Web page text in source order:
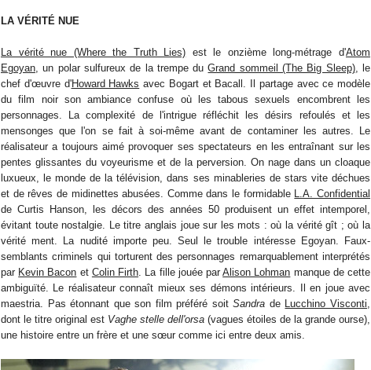
LA VÉRITÉ NUE
La vérité nue (Where the Truth Lies) est le onzième long-métrage d'Atom
Egoyan , un polar sulfureux de la trempe duGrand sommeil (The Big Sleep), le
chef d'œuvre d'Howard Hawks avec Bogart et Bacall. Il partage avec ce modèle
du film noir son ambiance confuse où les tabous sexuels encombrent les
personnages. La complexité de l'intrigue réfléchit les désirs refoulés et les
mensonges que l'on se fait à soi-même avant de contaminer les autres. Le
réalisateur a toujours aimé provoquer ses spectateurs en les entraînant sur les
pentes glissantes du voyeurisme et de la perversion. On nage dans un cloaque
luxueux, le monde de la télévision, dans ses minableries de stars vite déchues
et de rêves de midinettes abusées. Comme dans le formidable
L.A. Confidential
de Curtis Hanson, les décors des années 50 produisent un effet intemporel,
évitant toute nostalgie. Le titre anglais joue sur les mots : où la vérité gît ; où la
vérité ment. La nudité importe peu. Seul le trouble intéresse Egoyan. Faux-
semblants criminels qui torturent des personnages remarquablement interprétés
par Kevin Bacon et Colin Firth . La fille jouée parAlison Lohman manque de cette
ambiguïté. Le réalisateur connaît mieux ses démons intérieurs. Il en joue avec
maestria. Pas étonnant que son film préféré soitSandra de Lucchino Visconti
dont le titre original est Vaghe stelle dell'orsa (vagues étoiles de la grande ourse),
une histoire entre un frère et une sœur comme ici entre deux amis.